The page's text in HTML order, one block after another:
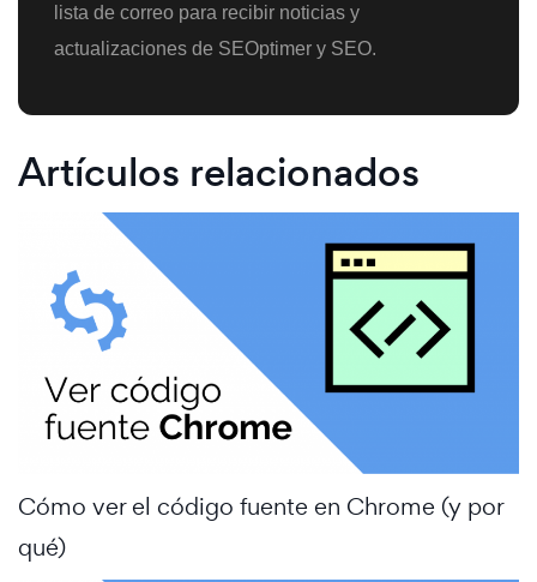
lista de correo para recibir noticias y
actualizaciones de SEOptimer y SEO.
Artículos relacionados
Cómo ver el código fuente en Chrome (y por
qué)